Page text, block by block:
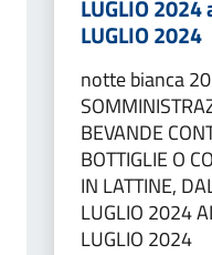
LUGLIO
LUGLIO 2024
notte bianca
BEVANDE
BOTTIGLIE O
IN LATTINE,
LUGLIO 2024
LUGLIO 2024